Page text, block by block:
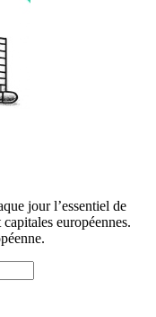
jour l’essentiel de
européennes.